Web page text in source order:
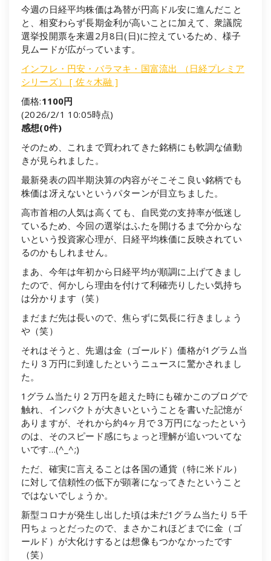
今週の日経平均株価は為替が円高ドル安に進んだこと
と、相変わらず長期金利が高いことに加えて、衆議院
選挙投開票を来週2月8日(日)に控えているため、様子
見ムードが広がっています。
インフレ・円安・バラマキ・国富流出 （日経プレミア
シリーズ） [ 佐々木融 ]
価格:1100円
(2026/2/1 10:05時点)
感想(0件)
そのため、これまで買われてきた銘柄にも軟調な値動
きが見られました。
最新発表の四半期決算の内容がそこそこ良い銘柄でも
株価は冴えないというパターンが目立ちました。
高市首相の人気は高くても、自民党の支持率が低迷し
ているため、今回の選挙はふたを開けるまで分からな
いという投資家心理が、日経平均株価に反映されてい
るのかもしれません。
まあ、今年は年初から日経平均が順調に上げてきまし
たので、何かしら理由を付けて利確売りしたい気持ち
は分かります（笑）
まだまだ先は長いので、焦らずに気長に行きましょう
や（笑）
それはそうと、先週は金（ゴールド）価格が1グラム当
たり３万円に到達したというニュースに驚かされまし
た。
1グラム当たり２万円を超えた時にも確かこのブログで
触れ、インパクトが大きいということを書いた記憶が
ありますが、それから約4ヶ月で３万円になったという
のは、そのスピード感にちょっと理解が追いついてな
いです…(^_^;)
ただ、確実に言えることは各国の通貨（特に米ドル）
に対して信頼性の低下が顕著になってきたということ
ではないでしょうか。
新型コロナが発生し出した頃は未だ1グラム当たり５千
円ちょっとだったので、まさかこれほどまでに金（ゴ
ールド）が大化けするとは想像もつかなかったです
（笑）